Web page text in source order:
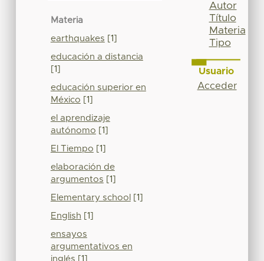
Materia
earthquakes [1]
educación a distancia
[1]
educación superior en
México [1]
el aprendizaje
autónomo [1]
El Tiempo [1]
elaboración de
argumentos [1]
Elementary school [1]
English [1]
ensayos
argumentativos en
inglés [1]
Autor
Título
Materia
Tipo
Usuario
Acceder